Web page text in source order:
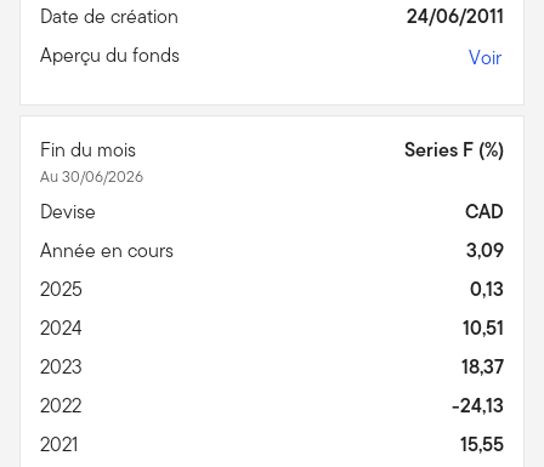
Date de création
24/06/2011
Aperçu du fonds
Voir
Fin du mois
Au 30/06/2026
Series F (%)
Devise
CAD
Année en cours
3,09
2025
0,13
2024
10,51
2023
18,37
2022
-24,13
2021
15,55